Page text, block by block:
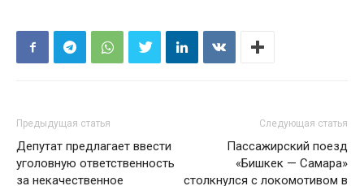
Предыдущая статья
Депутат предлагает ввести
уголовную ответственность
за некачественное
Следующая статья
Пассажирский поезд
«Бишкек — Самара»
столкнулся с локомотивом в